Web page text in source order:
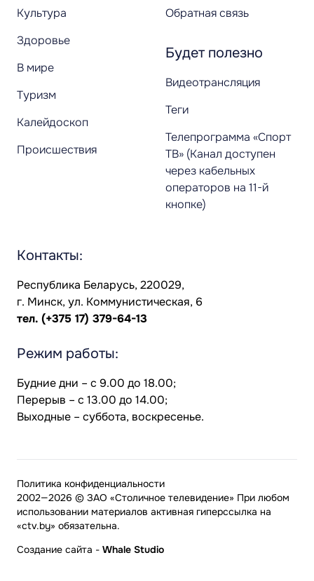
Культура
Здоровье
В мире
Туризм
Калейдоскоп
Происшествия
Обратная связь
Будет полезно
Видеотрансляция
Теги
Телепрограмма «Спорт
ТВ» (Канал доступен
через кабельных
операторов на 11-й
кнопке)
Контакты:
Республика Беларусь, 220029,
г. Минск, ул. Коммунистическая, 6
тел. (+375 17) 379-64-13
Режим работы:
Будние дни – с 9.00 до 18.00;
Перерыв – с 13.00 до 14.00;
Выходные – суббота, воскресенье.
2002—2026 © ЗАО «Столичное телевидение» При любом
использовании материалов активная гиперссылка на
«ctv.by» обязательна.
Политика конфиденциальности
Создание сайта - Whale Studio